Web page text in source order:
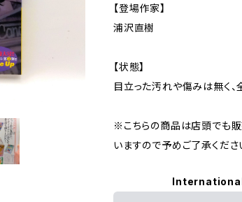
【登場作家】
浦沢直樹
【状態】
目立った汚れや傷みは無く、
※こちらの商品は店頭でも販
いますので予めご了承くださ